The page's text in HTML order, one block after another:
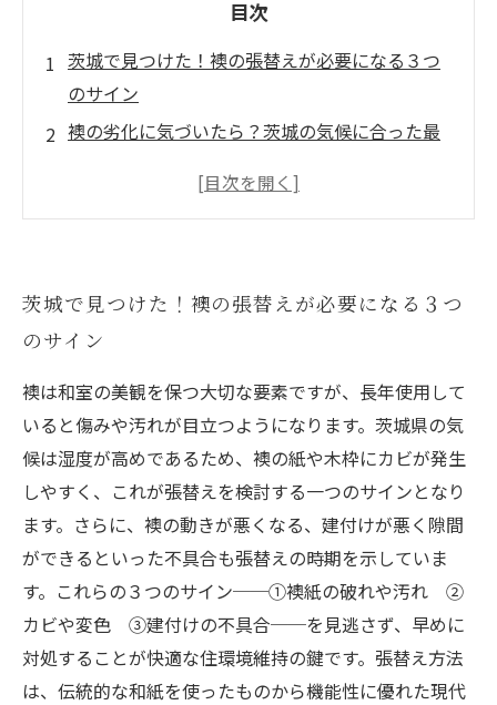
目次
茨城で見つけた！襖の張替えが必要になる３つ
のサイン
襖の劣化に気づいたら？茨城の気候に合った最
初心者でも安心！茨城での襖張替え方法を順を
え素材とその特徴
茨城で快適な和室を取り戻す！襖張替えの費用
と依頼時のポイントまとめ
茨城の襖修理ベストTips：小さなキズから大き
な破損まで対応法
襖張替えで和室を生まれ変わらせる！茨城県民
が知っておくべき最新情報
茨城で見つけた！襖の張替えが必要になる３つ
のサイン
襖は和室の美観を保つ大切な要素ですが、長年使用して
いると傷みや汚れが目立つようになります。茨城県の気
候は湿度が高めであるため、襖の紙や木枠にカビが発生
しやすく、これが張替えを検討する一つのサインとなり
ます。さらに、襖の動きが悪くなる、建付けが悪く隙間
ができるといった不具合も張替えの時期を示していま
す。これらの３つのサイン──①襖紙の破れや汚れ ②
カビや変色 ③建付けの不具合──を見逃さず、早めに
対処することが快適な住環境維持の鍵です。張替え方法
は、伝統的な和紙を使ったものから機能性に優れた現代